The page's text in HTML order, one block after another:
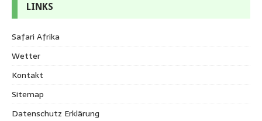
LINKS
Safari Afrika
Wetter
Kontakt
Sitemap
Datenschutz Erklärung